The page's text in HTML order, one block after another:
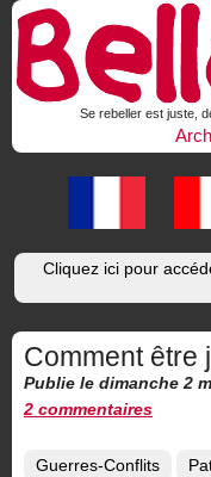
Se rebeller est juste,
Cliquez ici pour
Comment être
Publie le dimanche 2
2 commentaires
Guerres-Conflits